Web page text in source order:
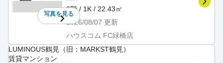
写真を見る
2階 / 1K / 22.43㎡
2026/08/07 更新
ハウスコム FC緑橋店
LUMINOUS鶴見（旧：MARKST鶴見）
賃貸マンション